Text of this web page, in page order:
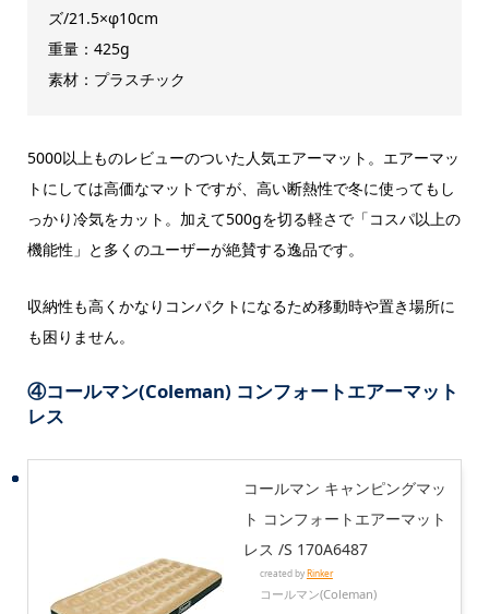
ズ/21.5×φ10cm
重量：425g
素材：プラスチック
5000以上ものレビューのついた人気エアーマット。エアーマッ
トにしては高価なマットですが、高い断熱性で冬に使ってもし
っかり冷気をカット。加えて500gを切る軽さで「コスパ以上の
機能性」と多くのユーザーが絶賛する逸品です。
収納性も高くかなりコンパクトになるため移動時や置き場所に
も困りません。
④コールマン(Coleman) コンフォートエアーマット
レス
コールマン キャンピングマッ
ト コンフォートエアーマット
レス /S 170A6487
created byRinker
コールマン(Coleman)